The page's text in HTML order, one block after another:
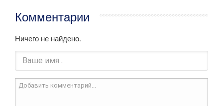
Комментарии
Ничего не найдено.